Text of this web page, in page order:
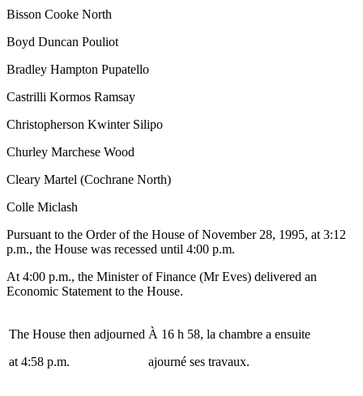
Bisson Cooke North
Boyd Duncan Pouliot
Bradley Hampton Pupatello
Castrilli Kormos Ramsay
Christopherson Kwinter Silipo
Churley Marchese Wood
Cleary Martel (Cochrane North)
Colle Miclash
Pursuant to the Order of the House of November 28, 1995, at 3:12
p.m., the House was recessed until 4:00 p.m.
At 4:00 p.m., the Minister of Finance (Mr Eves) delivered an
Economic Statement to the House.
The House then adjourned
at 4:58 p.m.
À 16 h 58, la chambre a ensuite
ajourné ses travaux.